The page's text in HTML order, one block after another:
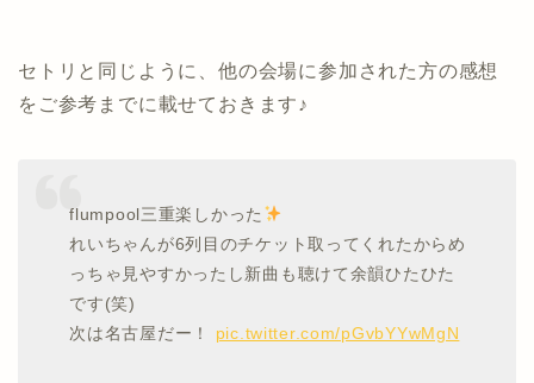
セトリと同じように、他の会場に参加された方の感想
をご参考までに載せておきます♪
flumpool三重楽しかった
れいちゃんが6列目のチケット取ってくれたからめ
っちゃ見やすかったし新曲も聴けて余韻ひたひた
です(笑)
次は名古屋だー！ pic.twitter.com/pGvbYYwMgN